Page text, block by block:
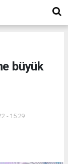
büyük
- 15:29